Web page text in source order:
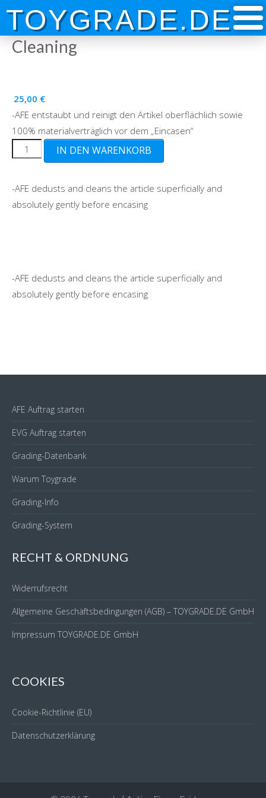
Skip
content
TOYGRADE.DE
Cleaning
25,00 €
-AFE entstaubt und reinigt den Artikel oberflächlich sowie
100% materialverträglich vor dem „Eincasen“
Cleaning
IN DEN WARENKORB
-AFE dedusts and cleans the article superficially and
absolutely gently before encasing
-AFE dedusts and cleans the article superficially and
absolutely gently before encasing
AFE Auftrag starten
EVG Auftrag starten
Grading-Datenbank
Warum Toygrade
Grading-Info
Grading-System
RECHT & ORDNUNG
Widerrufsrecht
Allgemeine Geschäftsbedingungen (AGB) – TOYGRADE.DE GmbH
Impressum TOYGRADE.DE GmbH
COOKIES
Cookie-Richtlinie (EU)
Datenschutzerklärung